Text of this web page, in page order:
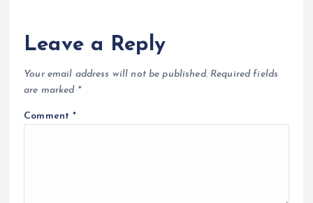
Leave a Reply
Your email address will not be published. Required fields
are marked *
Comment*